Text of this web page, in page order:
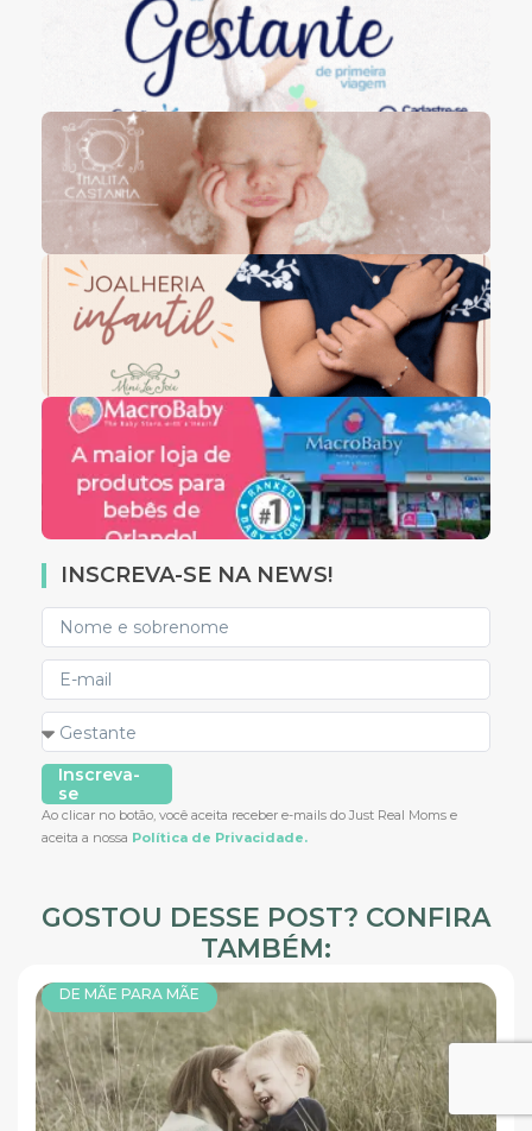
INSCREVA-SE NA NEWS!
Inscreva-
se
Ao clicar no botão, você aceita receber e-mails do Just Real Moms e
aceita a nossa Política de Privacidade.
GOSTOU DESSE POST? CONFIRA
TAMBÉM:
DE MÃE PARA MÃE